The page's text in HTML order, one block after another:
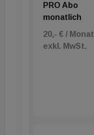
anderswo
sei, am 27. und 28.
diesen Tagen
Hallenverbund 19
Lösungen. Die
Sanitärmarken, der
PRO Abo
monatlich
20,- € / Monat
exkl. MwSt.